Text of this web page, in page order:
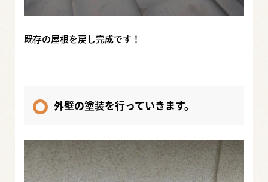
既存の屋根を戻し完成です！
外壁の塗装を行っていきます。